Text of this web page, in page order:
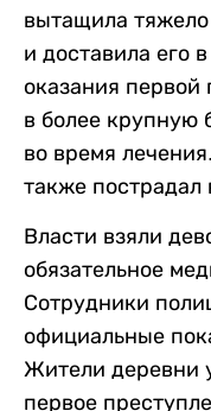
вытащила
и доставила его
оказания
в более крупную
во время
также пострадал
Власти взяли
обязательное
Сотрудники
официальные
Жители деревни
первое